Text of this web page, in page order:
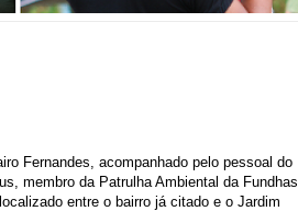
Fernandes, acompanhado pelo pessoal do
membro da Patrulha Ambiental da Fundhas,
entre o bairro já citado e o Jardim